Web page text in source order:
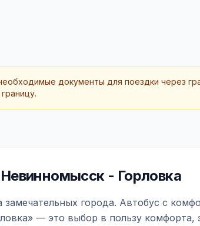
документы для поездки через
- Горловка
города. Автобус с
— это выбор в пользу комфорта,